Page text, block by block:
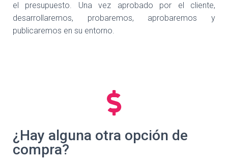
el presupuesto. Una vez aprobado por el cliente,
desarrollaremos, probaremos, aprobaremos y
publicaremos en su entorno.
¿Hay alguna otra opción de
compra?